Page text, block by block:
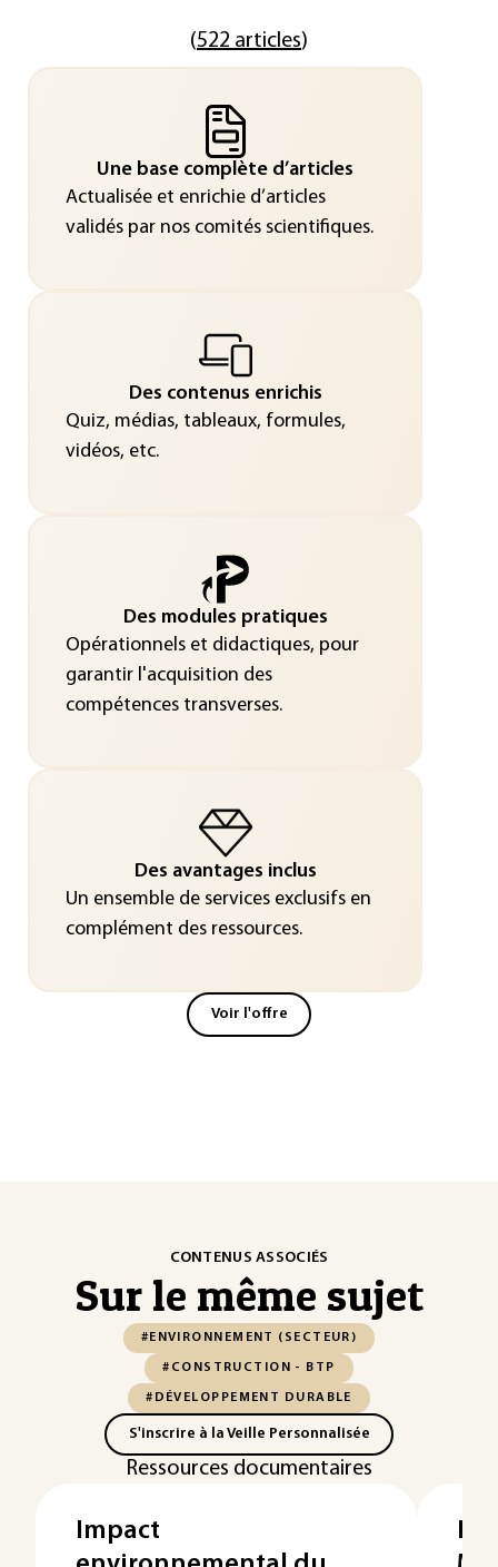
(522 articles)
Une base complète d’articles
Actualisée et enrichie d’articles
validés par nos comités scientifiques.
Des contenus enrichis
Quiz, médias, tableaux, formules,
vidéos, etc.
Des modules pratiques
Opérationnels et didactiques, pour
garantir l'acquisition des
compétences transverses.
Des avantages inclus
Un ensemble de services exclusifs en
complément des ressources.
Voir l'offre
CONTENUS ASSOCIÉS
Sur le même sujet
#ENVIRONNEMENT (SECTEUR)
#CONSTRUCTION - BTP
#DÉVELOPPEMENT DURABLE
S'inscrire à la Veille Personnalisée
Ressources documentaires
Impact